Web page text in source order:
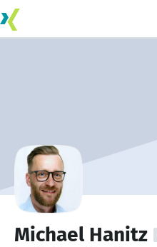
Michael Hanitz